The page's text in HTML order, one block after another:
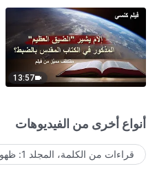
13:57
أنواع أخرى من الفيديوهات
قراءات من الكلمة، المجلد 1: ظهور الله وعمله